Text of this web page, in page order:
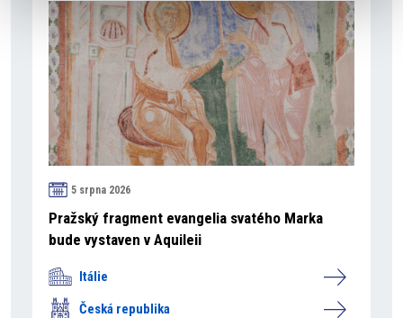
5 srpna 2026
Pražský fragment evangelia svatého Marka
bude vystaven v Aquileii
Itálie
Česká republika